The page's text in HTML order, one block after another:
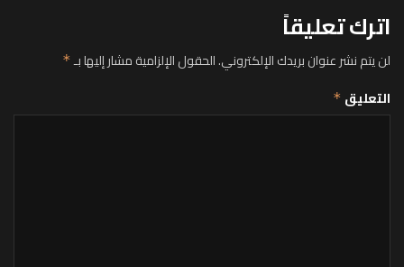
اترك تعليقاً
لن يتم نشر عنوان بريدك الإلكتروني.الحقول الإلزامية مشار إليها بـ*
التعليق *